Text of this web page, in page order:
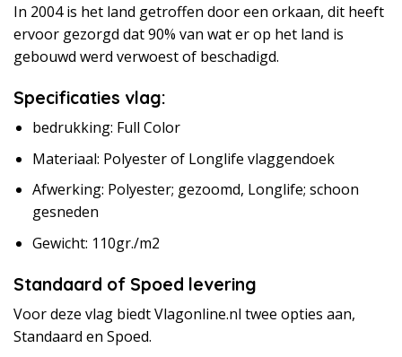
In 2004 is het land getroffen door een orkaan, dit heeft
ervoor gezorgd dat 90% van wat er op het land is
gebouwd werd verwoest of beschadigd.
Specificaties vlag:
bedrukking: Full Color
Materiaal: Polyester of Longlife vlaggendoek
Afwerking: Polyester; gezoomd, Longlife; schoon
gesneden
Gewicht: 110gr./m2
Standaard of Spoed levering
Voor deze vlag biedt Vlagonline.nl twee opties aan,
Standaard en Spoed.